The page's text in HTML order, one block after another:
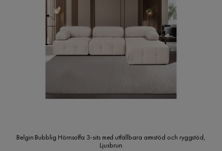
Belgin Bubblig Hörnsoffa 3-sits med utfällbara armstöd och ryggstöd,
Ljusbrun